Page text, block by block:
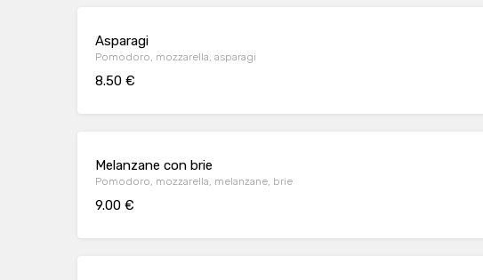
Asparagi
Pomodoro, mozzarella, asparagi
8.50 €
Melanzane con brie
Pomodoro, mozzarella, melanzane, brie
9.00 €